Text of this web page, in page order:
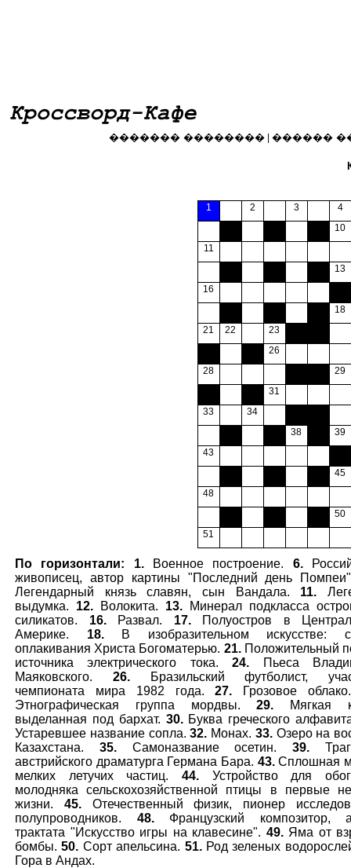
������� �������� ������
1 2 3
4
10
11
13
16
18
21
22 23
26
28
29
31
33
34
38
39
43
45
48
50
51
По горизонтали: 1.Военное построение. 6.
живописец, автор картины "Последний день
Легендарный князь славян, сын Вандала. 11.
выдумка. 12. Волокита. 13. Минерал подкласса
силикатов. 16.Развал. 17.Полуостров в
Америке. 18.В изобразительном искусстве:
оплакивания Христа Богоматерью. 21.Положительный
источника электрического тока.24. Пьеса
Маяковского. 26.Бразильский футболист,
чемпионата мира 1982 года.27. Грозовое
Этнографическая группа мордвы.29. Мягкая
выделанная под бархат. 30.Буква греческого
Устаревшее название сопла.32. Монах. 33.Озеро на
Казахстана. 35.Самоназвание осетин.39.
австрийского драматурга Германа Бара. 43.Сплошная
мелких летучих частиц. 44. Устройство для
молодняка сельскохозяйственной птицы в первые
жизни. 45.Отечественный физик, пионер
полупроводников. 48.Французский композитор,
трактата "Искусство игры на клавесине". 49.Яма от
бомбы.50. Сорт апельсина. 51.Род зеленых
Гора в Андах.